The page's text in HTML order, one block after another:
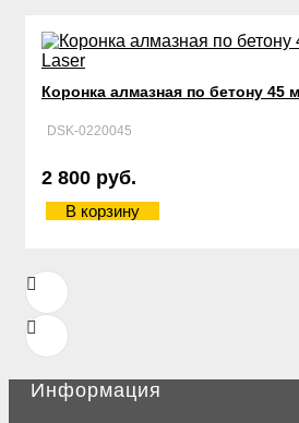
Коронка алмазная по бетону 45
DSK-0220045
2 800 руб.
В корзину
Информация